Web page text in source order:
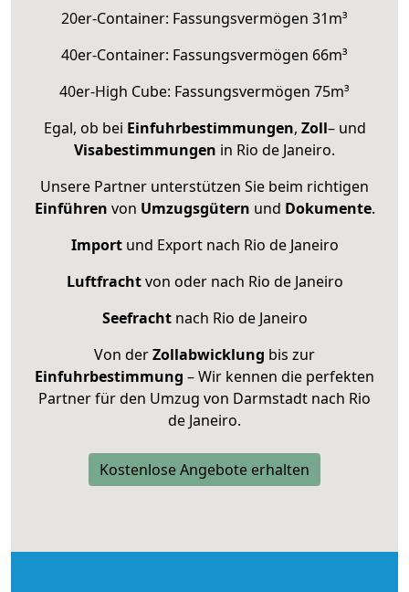
20er-Container: Fassungsvermögen 31m³
40er-Container: Fassungsvermögen 66m³
40er-High Cube: Fassungsvermögen 75m³
Egal, ob bei Einfuhrbestimmungen, Zoll– und
Visabestimmungen in Rio de Janeiro.
Unsere Partner unterstützen Sie beim richtigen
Einführen von Umzugsgütern und Dokumente.
Importund Export nach Rio de Janeiro
Luftfrachtvon oder nach Rio de Janeiro
Seefrachtnach Rio de Janeiro
Von derZollabwicklung bis zur
Einfuhrbestimmung – Wir kennen die perfekten
Partner für den Umzug von Darmstadt nach Rio
de Janeiro.
Kostenlose Angebote erhalten